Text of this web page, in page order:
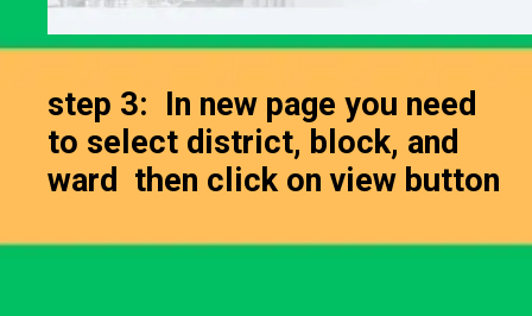
step 3: In new page you need
to select district, block, and
ward then click on view button